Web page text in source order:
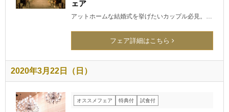
ェア
アットホームな結婚式を挙げたいカップル必見。…
フェア詳細はこちら
2020年3月22日（日）
オススメフェア 特典付 試食付